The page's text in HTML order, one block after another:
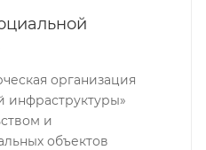
организация
инфраструктуры»
и
объектов